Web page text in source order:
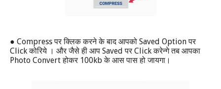
● Compressपर क्लिक करने के बाद आपको Saved Optionपर
Clickकोरिये । और जैसे ही आप Savedपर Clickकरेन्गे तब आपका
Photo Convertहोकर 100kbके आस पास हो जायगा।